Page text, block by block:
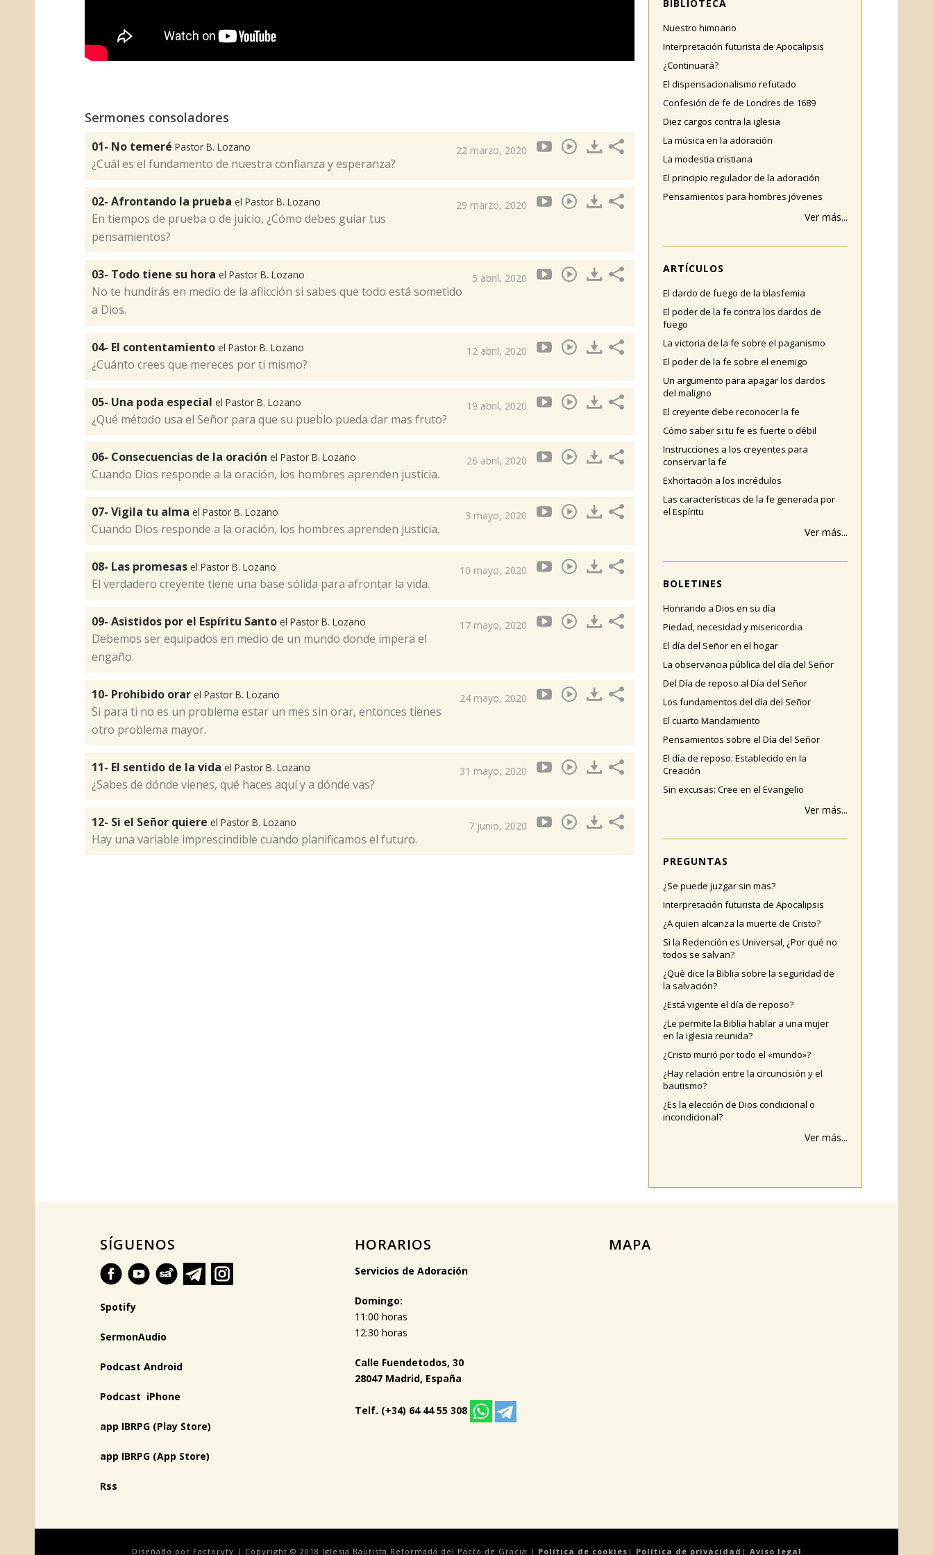
Sermones consoladores
01- No temeré Pastor B. Lozano 22 marzo, 2020
¿Cuál es el fundamento de nuestra confianza y esperanza?
02- Afrontando la prueba el Pastor B. Lozano 29 marzo, 2020
En tiempos de prueba o de juicio, ¿Cómo debes guiar tus
pensamientos?
03- Todo tiene su hora el Pastor B. Lozano 5 abril, 2020
No te hundirás en medio de la aflicción si sabes que todo está sometido
a Dios.
04- El contentamiento el Pastor B. Lozano 12 abril, 2020
¿Cuánto crees que mereces por ti mismo?
05- Una poda especial el Pastor B. Lozano 19 abril, 2020
¿Qué método usa el Señor para que su pueblo pueda dar mas fruto?
06- Consecuencias de la oración el Pastor B. Lozano 26 abril, 2020
Cuando Dios responde a la oración, los hombres aprenden justicia.
07- Vigila tu alma el Pastor B. Lozano 3 mayo, 2020
Cuando Dios responde a la oración, los hombres aprenden justicia.
08- Las promesas el Pastor B. Lozano 10 mayo, 2020
El verdadero creyente tiene una base sólida para afrontar la vida.
09- Asistidos por el Espíritu Santo el Pastor B. Lozano 17 mayo, 2020
Debemos ser equipados en medio de un mundo donde impera el
engaño.
10- Prohibido orar el Pastor B. Lozano 24 mayo, 2020
Si para ti no es un problema estar un mes sin orar, entonces tienes
otro problema mayor.
11- El sentido de la vida el Pastor B. Lozano 31 mayo, 2020
¿Sabes de dónde vienes, qué haces aquí y a dónde vas?
12- Si el Señor quiere el Pastor B. Lozano 7 junio, 2020
Hay una variable imprescindible cuando planificamos el futuro.
BIBLIOTECA
Nuestro himnario
Interpretación futurista de Apocalipsis
¿Continuará?
El dispensacionalismo refutado
Confesión de fe de Londres de 1689
Diez cargos contra la iglesia
La música en la adoración
La modestia cristiana
El principio regulador de la adoración
Pensamientos para hombres jóvenes
Ver más...
ARTÍCULOS
El dardo de fuego de la blasfemia
El poder de la fe contra los dardos de
fuego
La victoria de la fe sobre el paganismo
El poder de la fe sobre el enemigo
Un argumento para apagar los dardos
del maligno
El creyente debe reconocer la fe
Cómo saber si tu fe es fuerte o débil
Instrucciones a los creyentes para
conservar la fe
Exhortación a los incrédulos
Las características de la fe generada por
el Espíritu
Ver más...
BOLETINES
Honrando a Dios en su día
Piedad, necesidad y misericordia
El día del Señor en el hogar
La observancia pública del día del Señor
Del Día de reposo al Día del Señor
Los fundamentos del día del Señor
El cuarto Mandamiento
Pensamientos sobre el Día del Señor
El día de reposo: Establecido en la
Creación
Sin excusas: Cree en el Evangelio
Ver más...
PREGUNTAS
¿Se puede juzgar sin mas?
Interpretación futurista de Apocalipsis
¿A quien alcanza la muerte de Cristo?
Si la Redención es Universal, ¿Por qué no
todos se salvan?
¿Qué dice la Biblia sobre la seguridad de
la salvación?
¿Está vigente el día de reposo?
¿Le permite la Biblia hablar a una mujer
en la iglesia reunida?
¿Cristo murió por todo el «mundo»?
¿Hay relación entre la circuncisión y el
bautismo?
¿Es la elección de Dios condicional o
incondicional?
Ver más...
SÍGUENOS
Spotify
SermonAudio
Podcast Android
Podcast iPhone
app IBRPG (Play Store)
app IBRPG (App Store)
Rss
HORARIOS
Servicios de Adoración
Domingo:
11:00 horas
12:30 horas
Calle Fuendetodos, 30
28047 Madrid, España
Telf. (+34) 64 44 55 308
MAPA
Diseñado por Factoryfy | Copyright © 2018 Iglesia Bautista Reformada del Pacto de Gracia | Política de cookies | Política de privacidad | Aviso legal